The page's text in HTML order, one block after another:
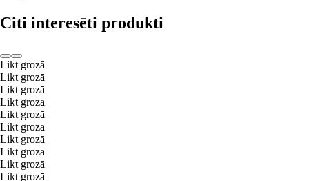
Citi interesēti produkti
Likt grozā
Likt grozā
Likt grozā
Likt grozā
Likt grozā
Likt grozā
Likt grozā
Likt grozā
Likt grozā
Likt grozā